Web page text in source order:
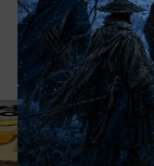
아이디 /